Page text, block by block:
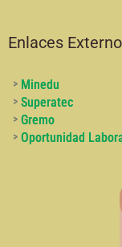
Enlaces
> Minedu
> Superatec
> Gremo
> Oportunidad